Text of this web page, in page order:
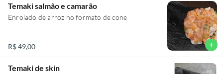
Temaki salmão e camarão
Enrolado de arroz no formato de cone
R$ 49,00 add
Temaki de skin